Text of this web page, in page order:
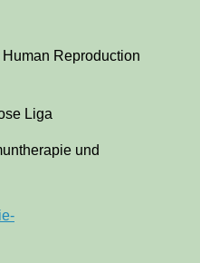
Reproduction
Liga
und